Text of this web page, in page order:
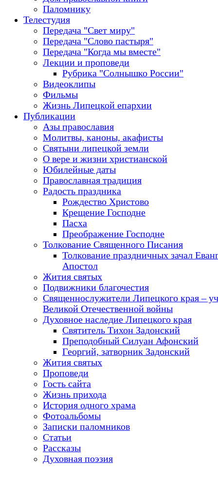
Паломнику
Телестудия
Передача "Свет миру"
Передача "Слово пастыря"
Передача "Когда мы вместе"
Лекции и проповеди
Рубрика "Солнышко России"
Видеоклипы
Фильмы
Жизнь Липецкой епархии
Публикации
Азы православия
Молитвы, каноны, акафисты
Святыни липецкой земли
О вере и жизни христианской
Юбилейные даты
Православная традиция
Радость праздника
Рождество Христово
Крещение Господне
Пасха
Преображение Господне
Толкование Священного Писания
Толкование праздничных зачал
Апостол
Жития святых
Подвижники благочестия
Священнослужители Липецкого края –
Великой Отечественной войны
Духовное наследие Липецкого края
Святитель Тихон Задонский
Преподобный Силуан Афонский
Георгий, затворник Задонский
Жития святых
Проповеди
Гость сайта
Жизнь прихода
История одного храма
Фотоальбомы
Записки паломников
Статьи
Рассказы
Духовная поэзия